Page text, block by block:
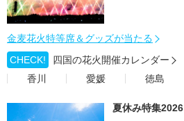
金麦花火特等席＆グッズが当たる
CHECK!
四国の花火開催カレンダー
香川
愛媛 徳島
夏休み特集2026